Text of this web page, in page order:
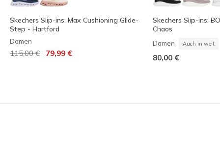
Skechers Slip-ins: Max Cushioning Glide-
Step - Hartford
Damen
Reduziert von
115,00 € auf
79,99 €
Skechers Slip-ins:
Chaos
Damen Auch in weit
80,00 €